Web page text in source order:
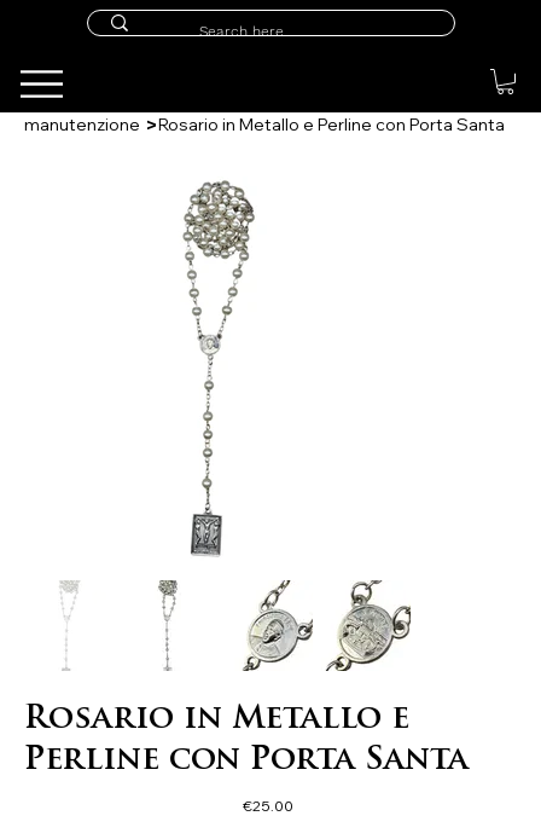
manutenzione >Rosario in Metallo e Perline con Porta Santa
Rosario in Metallo e
Perline con Porta Santa
Price
€25.00